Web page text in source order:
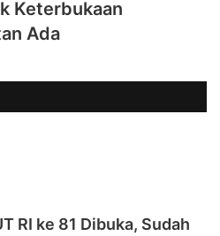
Keterbukaan
Ada
RI ke 81 Dibuka, Sudah